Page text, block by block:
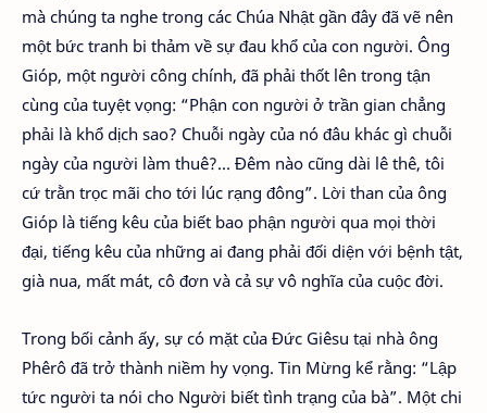
mà chúng ta nghe trong các Chúa Nhật gần đây đã vẽ nên
một bức tranh bi thảm về sự đau khổ của con người. Ông
Gióp, một người công chính, đã phải thốt lên trong tận
cùng của tuyệt vọng: “Phận con người ở trần gian chẳng
phải là khổ dịch sao? Chuỗi ngày của nó đâu khác gì chuỗi
ngày của người làm thuê?… Đêm nào cũng dài lê thê, tôi
cứ trằn trọc mãi cho tới lúc rạng đông”. Lời than của ông
Gióp là tiếng kêu của biết bao phận người qua mọi thời
đại, tiếng kêu của những ai đang phải đối diện với bệnh tật,
già nua, mất mát, cô đơn và cả sự vô nghĩa của cuộc đời.
Trong bối cảnh ấy, sự có mặt của Đức Giêsu tại nhà ông
Phêrô đã trở thành niềm hy vọng. Tin Mừng kể rằng: “Lập
tức người ta nói cho Người biết tình trạng của bà”. Một chi